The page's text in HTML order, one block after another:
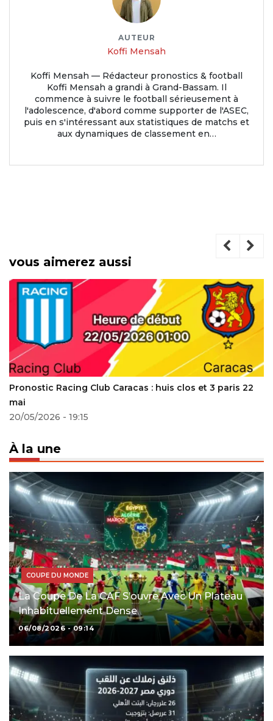
AUTEUR
Koffi Mensah
Koffi Mensah — Rédacteur pronostics & football
Koffi Mensah a grandi à Grand-Bassam. Il
commence à suivre le football sérieusement à
l'adolescence, d'abord comme supporter de l'ASEC,
puis en s'intéressant aux statistiques de matchs et
aux dynamiques de classement en…
vous aimerez aussi
Pronostic Racing Club Caracas : huis clos et 3 paris 22
mai
20/05/2026 - 19:15
À la une
COUPE DU MONDE
La Coupe De La CAF S’ouvre Avec Un Plateau
Inhabituellement Dense
06/08/2026 - 09:14